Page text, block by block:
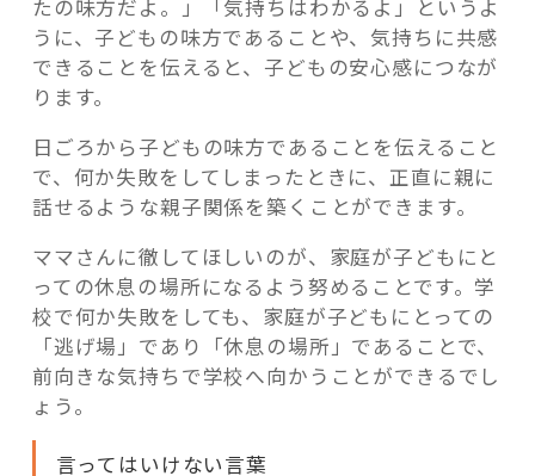
たの味方だよ。」「気持ちはわかるよ」というよ
うに、子どもの味方であることや、気持ちに共感
できることを伝えると、子どもの安心感につなが
ります。
日ごろから子どもの味方であることを伝えること
で、何か失敗をしてしまったときに、正直に親に
話せるような親子関係を築くことができます。
ママさんに徹してほしいのが、家庭が子どもにと
っての休息の場所になるよう努めることです。学
校で何か失敗をしても、家庭が子どもにとっての
「逃げ場」であり「休息の場所」であることで、
前向きな気持ちで学校へ向かうことができるでし
ょう。
言ってはいけない言葉